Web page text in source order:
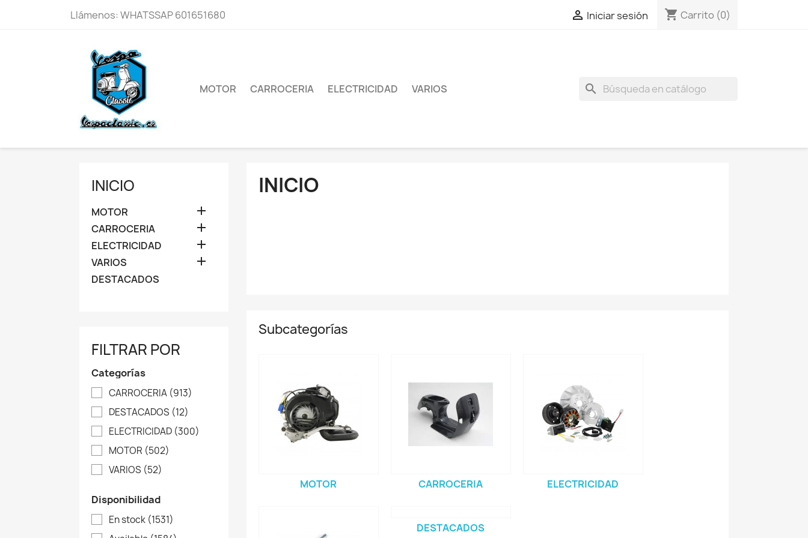
Llámenos:WHATSSAP 601651680  Iniciar sesión shopping_cart Carrito (0)
MOTOR CARROCERIA ELECTRICIDAD VARIOS search
INICIO
MOTOR 
CARROCERIA 
ELECTRICIDAD 
VARIOS 
DESTACADOS
FILTRAR POR
Categorías
CARROCERIA (913)
DESTACADOS (12)
ELECTRICIDAD (300)
MOTOR (502)
VARIOS (52)
Disponibilidad
En stock (1531)
INICIO
Subcategorías
MOTOR CARROCERIA ELECTRICIDAD
DESTACADOS